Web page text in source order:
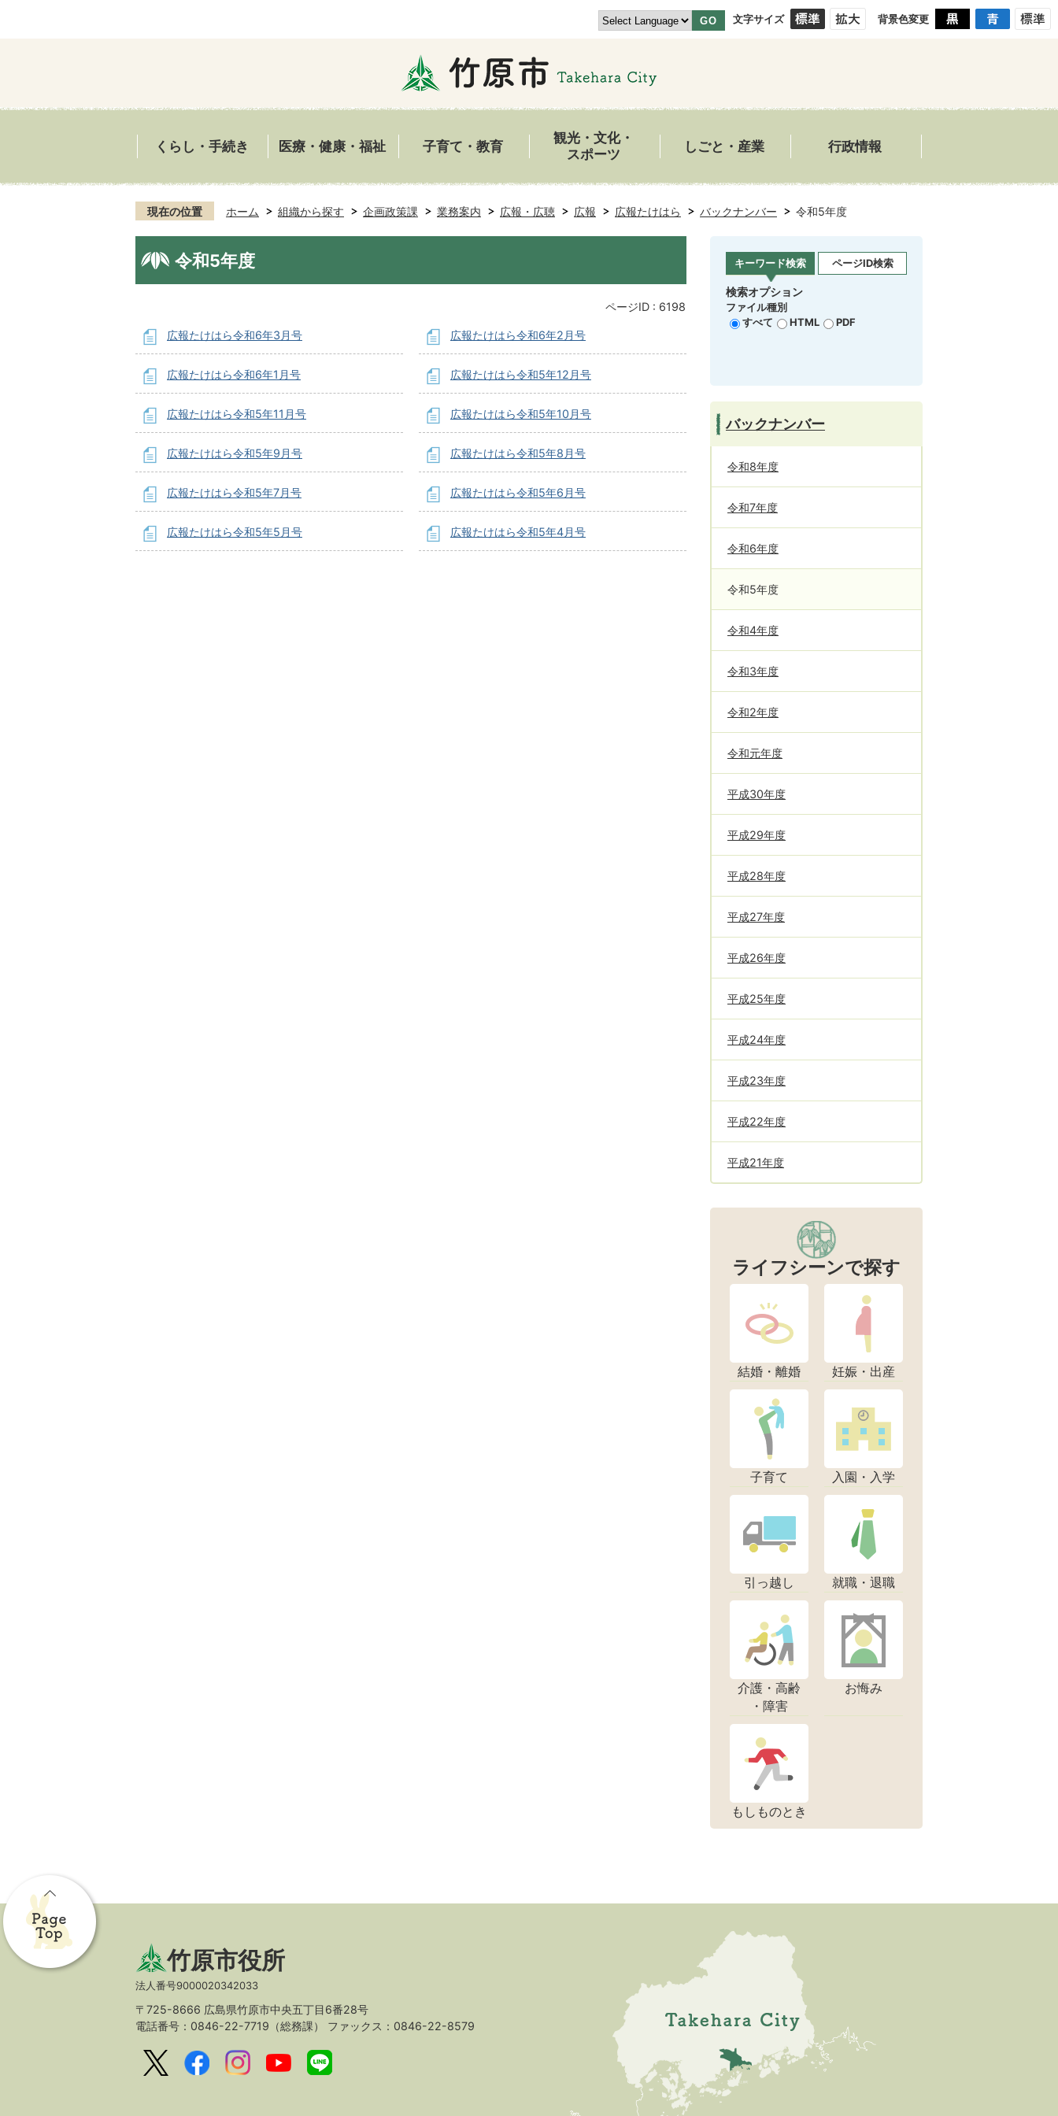
GO 文字サイズ 背景色変更
くらし・手続き 医療・健康・福祉 子育て・教育
観光・文化・
スポーツ
しごと・産業 行政情報
現在の位置 ホーム 組織から探す 企画政策課 業務案内 広報・広聴 広報 広報たけはら バックナンバー 令和5年度
令和5年度
ページID : 6198
広報たけはら令和6年3月号 広報たけはら令和6年2月号
広報たけはら令和6年1月号 広報たけはら令和5年12月号
広報たけはら令和5年11月号 広報たけはら令和5年10月号
広報たけはら令和5年9月号 広報たけはら令和5年8月号
広報たけはら令和5年7月号 広報たけはら令和5年6月号
広報たけはら令和5年5月号 広報たけはら令和5年4月号
キーワード検索 ページID検索
検索オプション
ファイル種別
すべて
HTML PDF
バックナンバー
令和8年度
令和7年度
令和6年度
令和5年度
令和4年度
令和3年度
令和2年度
令和元年度
平成30年度
平成29年度
平成28年度
平成27年度
平成26年度
平成25年度
平成24年度
平成23年度
平成22年度
平成21年度
ライフシーンで探す
結婚・離婚 妊娠・出産
子育て 入園・入学
引っ越し 就職・退職
介護・高齢
・障害
お悔み
もしものとき
竹原市役所
法人番号9000020342033
〒725-8666 広島県竹原市中央五丁目6番28号
電話番号：0846-22-7719（総務課） ファックス：0846-22-8579